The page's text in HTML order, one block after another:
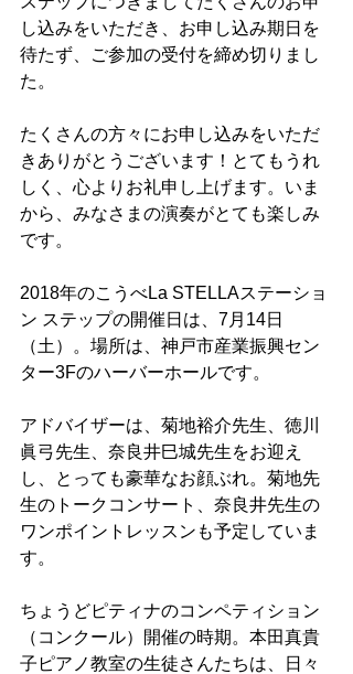
し込みをいただき、お申し込み期日を
待たず、ご参加の受付を締め切りまし
た。
たくさんの方々にお申し込みをいただ
きありがとうございます！とてもうれ
しく、心よりお礼申し上げます。いま
から、みなさまの演奏がとても楽しみ
です。
2018年のこうべLa STELLAステーショ
ン ステップの開催日は、7月14日
（土）。場所は、神戸市産業振興セン
ター3Fのハーバーホールです。
アドバイザーは、菊地裕介先生、徳川
眞弓先生、奈良井巳城先生をお迎え
し、とっても豪華なお顔ぶれ。菊地先
生のトークコンサート、奈良井先生の
ワンポイントレッスンも予定していま
す。
ちょうどピティナのコンペティション
（コンクール）開催の時期。本田真貴
子ピアノ教室の生徒さんたちは、日々